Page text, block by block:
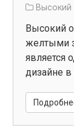
Высокий
желтыми
является
дизайне